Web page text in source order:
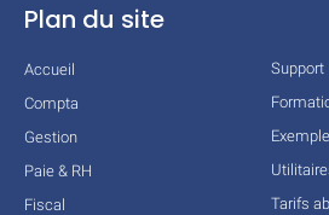
Plan du site
Accueil
Compta
Gestion
Paie & RH
Fiscal
Support
Tarifs